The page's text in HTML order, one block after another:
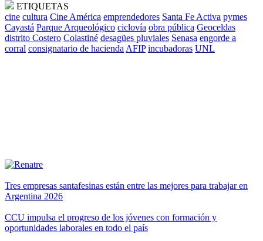
ETIQUETAS
cine cultura Cine América emprendedores Santa Fe Activa pymes
Cayastá Parque Arqueológico ciclovía obra pública Geoceldas
distrito Costero Colastiné desagües pluviales Senasa engorde a
corral consignatario de hacienda AFIP incubadoras UNL
Tres empresas santafesinas están entre las mejores para trabajar en
Argentina 2026
CCU impulsa el progreso de los jóvenes con formación y
oportunidades laborales en todo el país